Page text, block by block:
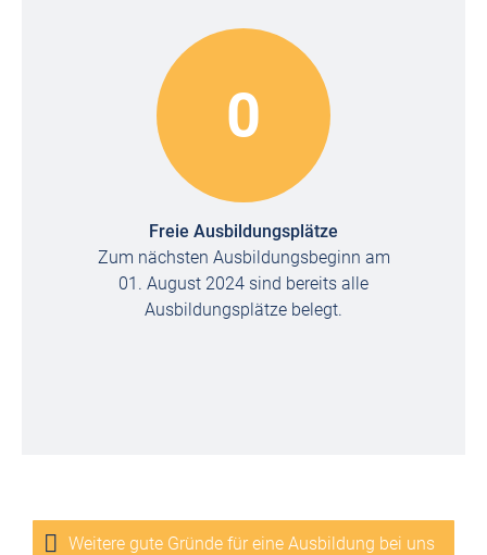
0
Freie Ausbildungsplätze
Zum nächsten Ausbildungsbeginn am
01. August 2024 sind bereits alle
Ausbildungsplätze belegt.
Weitere gute Gründe für eine Ausbildung bei uns